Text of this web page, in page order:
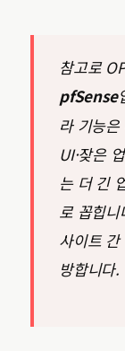
참고로
pfSense
라 기능
UI·잦은
는 더 긴
로 꼽힙
사이트
방합니다.